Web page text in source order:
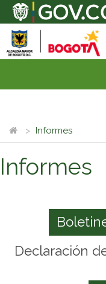
Informes
Informes
Declaración